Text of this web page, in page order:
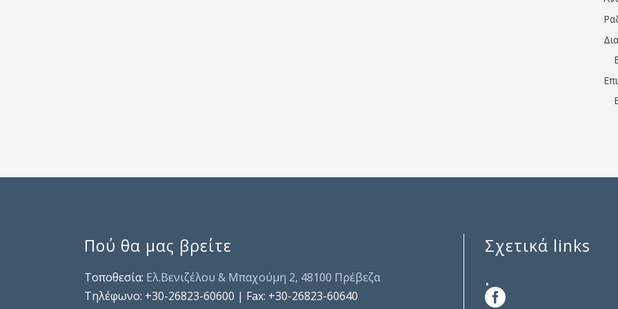
Πού θα μας βρείτε
Τοποθεσία: Ελ.Βενιζέλου & Μπαχούμη 2, 48100 Πρέβεζα
Τηλέφωνo: +30-26823-60600 | Fax: +30-26823-60640
Σχετικά links
.